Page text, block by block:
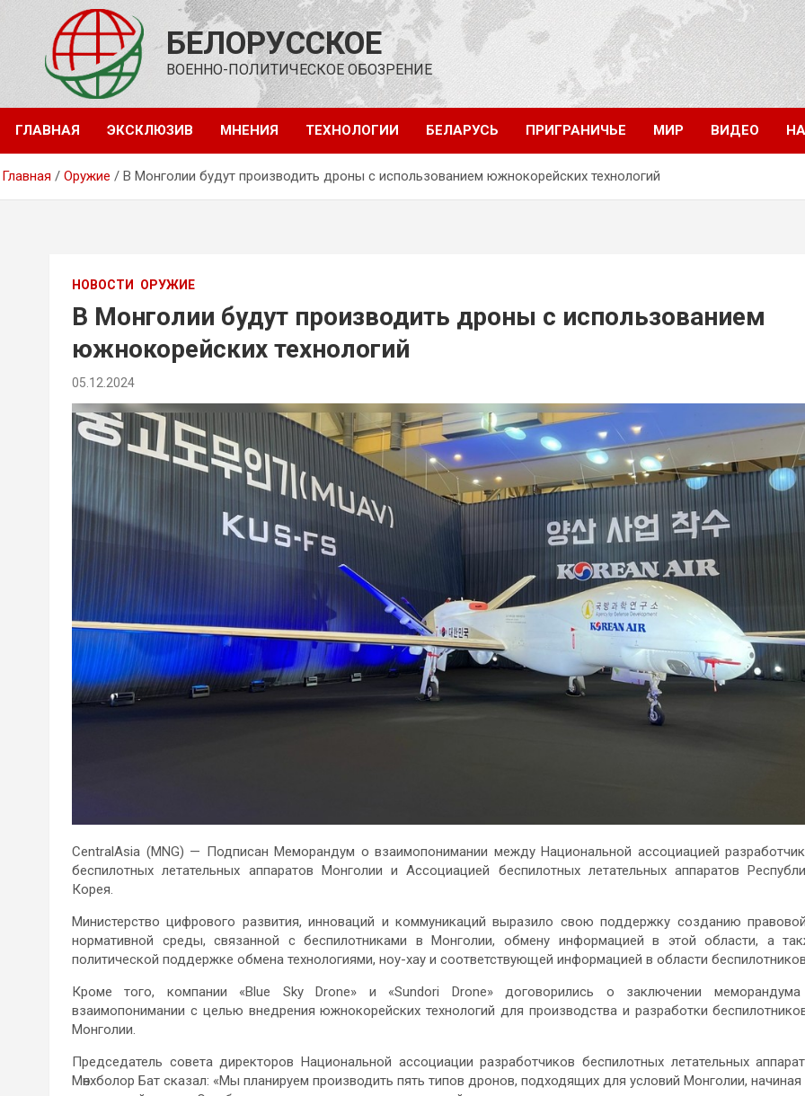
содержимому
БЕЛОРУССКОЕ
ВОЕННО-ПОЛИТИЧЕСКОЕ ОБОЗРЕНИЕ
ГЛАВНАЯ ЭКСКЛЮЗИВ МНЕНИЯ ТЕХНОЛОГИИ БЕЛАРУСЬ ПРИГРАНИЧЬЕ МИР ВИДЕО
Главная Оружие В Монголии будут производить дроны с использованием южнокорейских технологий
НОВОСТИ ОРУЖИЕ
В Монголии будут производить дроны с использованием
южнокорейских технологий
05.12.2024
CentralAsia (MNG) — Подписан Меморандум о взаимопонимании между Национальной ассоциацией
беспилотных летательных аппаратов Монголии и Ассоциацией беспилотных летательных аппаратов
Корея.
Министерство цифрового развития, инноваций и коммуникаций выразило свою поддержку созданию
нормативной среды, связанной с беспилотниками в Монголии, обмену информацией в этой области, а
политической поддержке обмена технологиями, ноу-хау и соответствующей информацией в области
Кроме того, компании «Blue Sky Drone» и «Sundori Drone» договорились о заключении
взаимопонимании с целью внедрения южнокорейских технологий для производства и разработки
Монголии.
Председатель совета директоров Национальной ассоциации разработчиков беспилотных летательных
Мөнхболор Бат сказал: «Мы планируем производить пять типов дронов, подходящих для условий Монголии, начиная